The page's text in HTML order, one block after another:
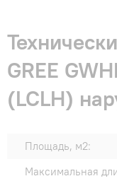
GREE
(LCLH)
Площадь, м2:
Максимальная